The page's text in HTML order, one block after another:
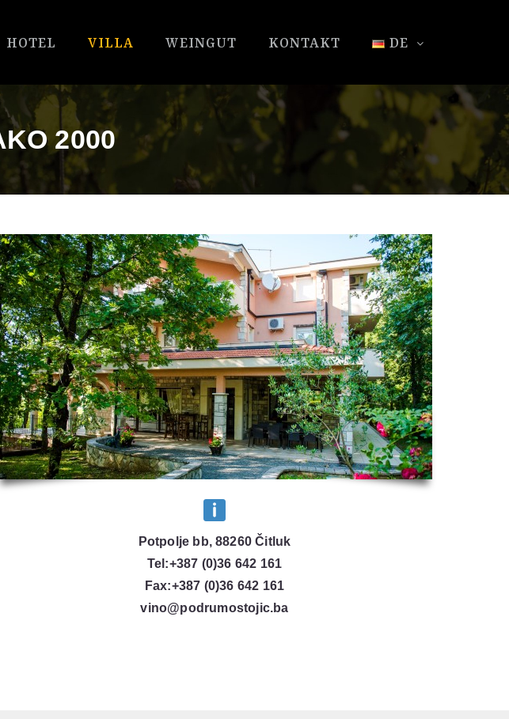
HOTEL VILLA WEINGUT KONTAKT DE
2000
Potpolje bb, 88260 Čitluk
Tel:+387 (0)36 642 161
Fax:+387 (0)36 642 161
vino@podrumostojic.ba